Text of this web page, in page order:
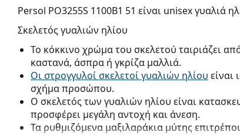
Persol PO3255S 1100B1 51 είναι unisex γυαλιά
Σκελετός γυαλιών ηλίου
Το κόκκινο χρώμα του σκελετού ταιριάζει
καστανά, άσπρα ή γκρίζα μαλλιά.
Οι στρογγυλοί σκελετοί γυαλιών ηλίου είναι
σχήμα προσώπου.
Ο σκελετός των γυαλιών ηλίου είναι
προσφέρει μεγάλη αντοχή και άνεση.
Τα ρυθμιζόμενα μαξιλαράκια μύτης